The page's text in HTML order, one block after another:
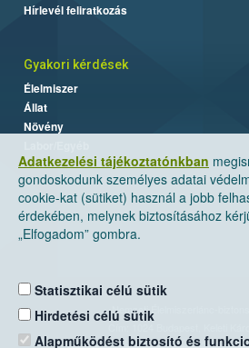
Adatkezelési tájékoztatónkban
gondoskodunk személyes adatai
cookie-kat (sütiket) használ a jobb
érdekében, melynek biztosításához
„Elfogadom” gombra.
Statisztikai célú sütik
Hirdetési célú sütik
Alapműködést biztosító és
Hírlevél feliratkozás
Gyakori kérdések
Élelmiszer
Állat
Növény
Nemzeti Élelmiszerlánc-
Levelezési cím: 1525